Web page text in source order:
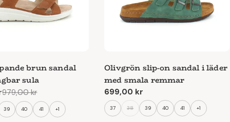
brun sandal
sula
979,00 kr
39 40 41 +1
Olivgrön slip-on sandal i läder
med smala remmar
Ordinarie
pris
699,00 kr
37 38 39 40 41 +1